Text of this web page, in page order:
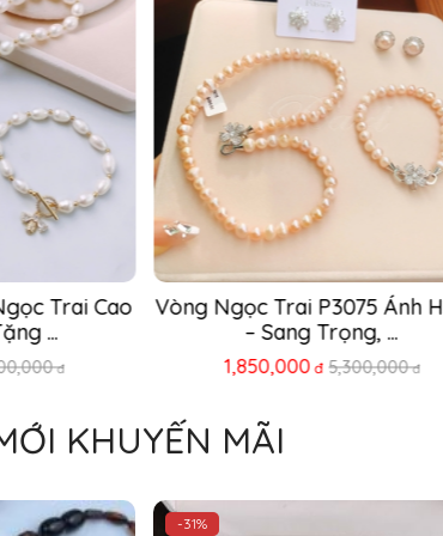
Phong
...
đ
Set Ngọc Trai 3 Tầng Mã
252NTP4050 – Vẻ Đẹp ...
2,750,000 đ 5,300,000 đ
KHUYẾN MÃI
-31%